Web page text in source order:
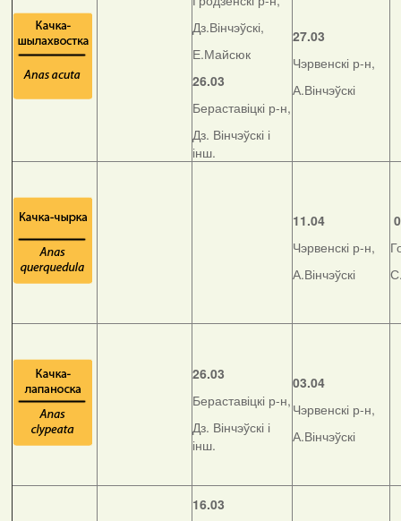
Дз.Вінчэўскі,
Е.Майсюк
26.03
Бераставіцкі р-н,
Дз. Вінчэўскі і
інш.
27.03
Чэрвенскі р-н,
А.Вінчэўскі
11.04
Чэрвенскі р-н,
А.Вінчэўскі
26.03
Бераставіцкі р-н,
Дз. Вінчэўскі і
інш.
03.04
Чэрвенскі р-н,
А.Вінчэўскі
16.03